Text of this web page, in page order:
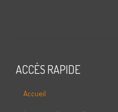
ACCÈS RAPIDE
Accueil